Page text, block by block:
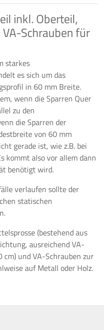
inkl. Oberteil,
Schrauben für
starkes
es sich um das
in 60 mm Breite.
wenn die Sparren Quer
zu den
die Sparren der
von 60 mm
gerade ist, wie z.B. bei
kommt also vor allem dann
benötigt wird.
verlaufen sollte der
statischen
(bestehend aus
ausreichend VA-
und VA-Schrauben zur
auf Metall oder Holz.